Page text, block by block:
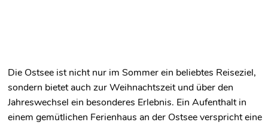
Die Ostsee ist nicht nur im Sommer ein beliebtes Reiseziel,
sondern bietet auch zur Weihnachtszeit und über den
Jahreswechsel ein besonderes Erlebnis. Ein Aufenthalt in
einem gemütlichen Ferienhaus an der Ostsee verspricht eine